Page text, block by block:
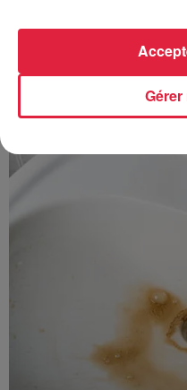
À découvrir